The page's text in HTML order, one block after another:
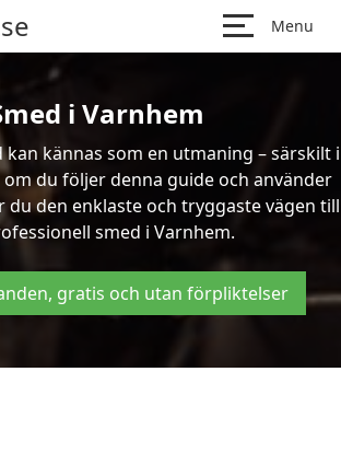
Menu
i Varnhem
kan kännas som en utmaning – särskilt i
du följer denna guide och använder
den enklaste och tryggaste vägen till
smed i Varnhem.
gratis och utan förpliktelser